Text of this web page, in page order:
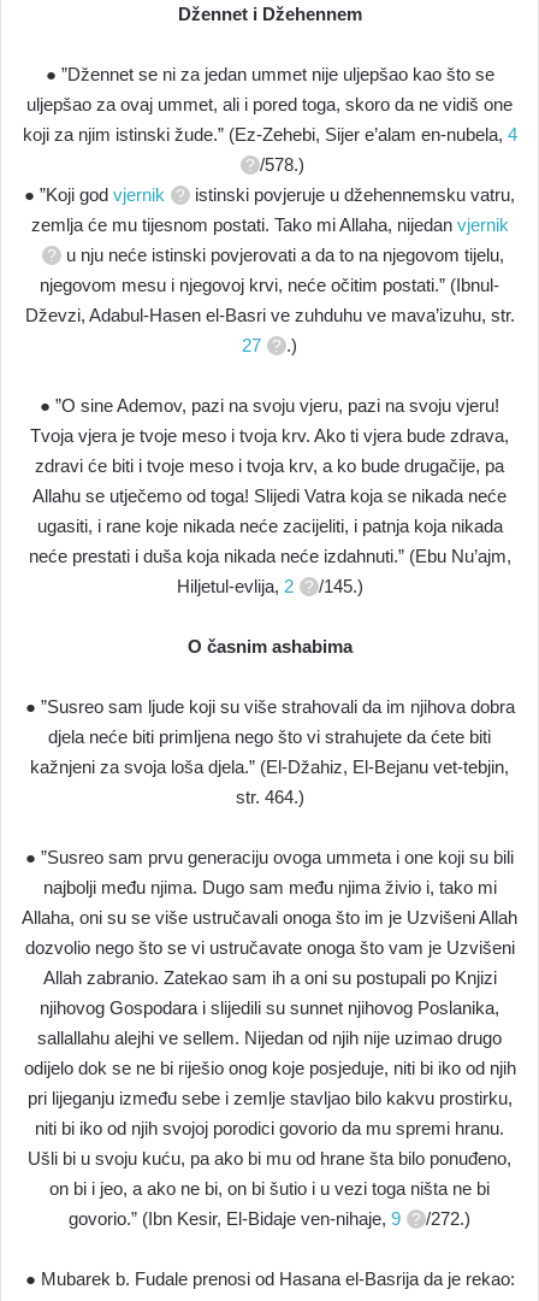
Džennet i Džehennem
● ”Džennet se ni za jedan ummet nije uljepšao kao što se
uljepšao za ovaj ummet, ali i pored toga, skoro da ne vidiš one
koji za njim istinski žude.” (Ez-Zehebi, Sijer e’alam en-nubela, 4
/578.)
● ”Koji god vjernik
istinski povjeruje u džehennemsku vatru,
zemlja će mu tijesnom postati. Tako mi Allaha, nijedan vjernik
u nju neće istinski povjerovati a da to na njegovom tijelu,
njegovom mesu i njegovoj krvi, neće očitim postati.” (Ibnul-
Dževzi, Adabul-Hasen el-Basri ve zuhduhu ve mava’izuhu, str.
27
.)
● ”O sine Ademov, pazi na svoju vjeru, pazi na svoju vjeru!
Tvoja vjera je tvoje meso i tvoja krv. Ako ti vjera bude zdrava,
zdravi će biti i tvoje meso i tvoja krv, a ko bude drugačije, pa
Allahu se utječemo od toga! Slijedi Vatra koja se nikada neće
ugasiti, i rane koje nikada neće zacijeliti, i patnja koja nikada
neće prestati i duša koja nikada neće izdahnuti.” (Ebu Nu’ajm,
Hiljetul-evlija, 2 /145.)
O časnim ashabima
● ”Susreo sam ljude koji su više strahovali da im njihova dobra
djela neće biti primljena nego što vi strahujete da ćete biti
kažnjeni za svoja loša djela.” (El-Džahiz, El-Bejanu vet-tebjin,
str. 464.)
● ”Susreo sam prvu generaciju ovoga ummeta i one koji su bili
najbolji među njima. Dugo sam među njima živio i, tako mi
Allaha, oni su se više ustručavali onoga što im je Uzvišeni Allah
dozvolio nego što se vi ustručavate onoga što vam je Uzvišeni
Allah zabranio. Zatekao sam ih a oni su postupali po Knjizi
njihovog Gospodara i slijedili su sunnet njihovog Poslanika,
sallallahu alejhi ve sellem. Nijedan od njih nije uzimao drugo
odijelo dok se ne bi riješio onog koje posjeduje, niti bi iko od njih
pri lijeganju između sebe i zemlje stavljao bilo kakvu prostirku,
niti bi iko od njih svojoj porodici govorio da mu spremi hranu.
Ušli bi u svoju kuću, pa ako bi mu od hrane šta bilo ponuđeno,
on bi i jeo, a ako ne bi, on bi šutio i u vezi toga ništa ne bi
govorio.” (Ibn Kesir, El-Bidaje ven-nihaje, 9 /272.)
● Mubarek b. Fudale prenosi od Hasana el-Basrija da je rekao: